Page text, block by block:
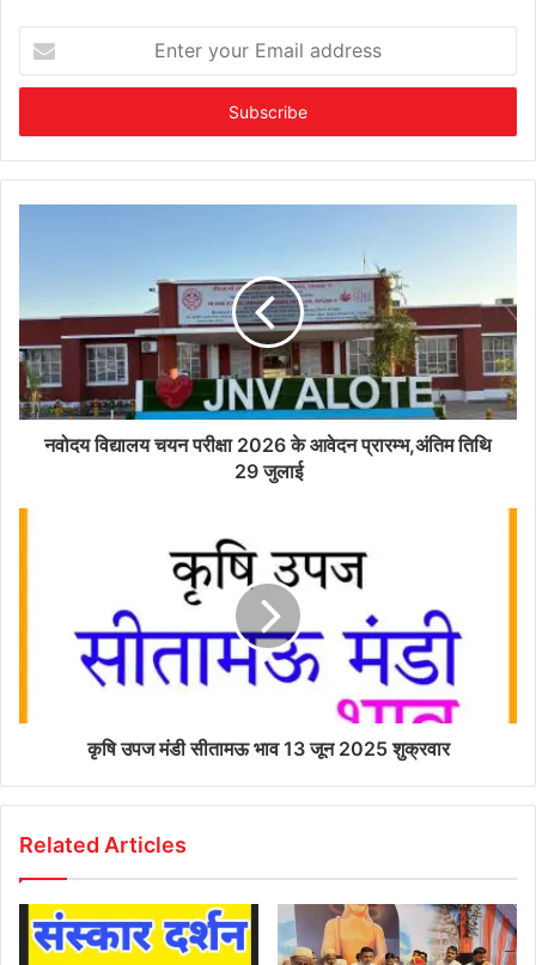
your
Email
नवोदय विद्यालय चयन परीक्षा 2026 के आवेदन प्रारम्भ,अंतिम तिथि
29 जुलाई
कृषि उपज मंडी सीतामऊ भाव 13 जून 2025 शुक्रवार
Related Articles